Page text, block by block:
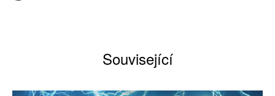
Související